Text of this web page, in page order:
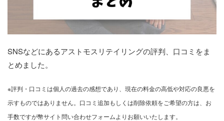
SNSなどにあるアストモスリテイリングの評判、口コミをま
とめました。
※評判・口コミは個人の過去の感想であり、現在の料金の高低や対応の良悪を
示すものではありません。口コミ追加もしくは削除依頼をご希望の方は、お
手数ですが幣サイト問い合わせフォームよりお願いいたします。